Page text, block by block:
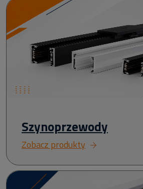
Szynoprzewody
Zobacz produkty